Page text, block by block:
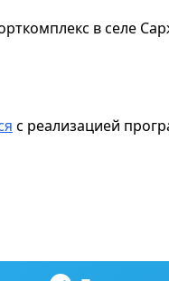
в селе
с реализацией